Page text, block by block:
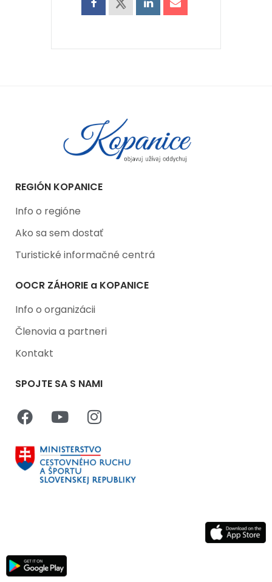
REGIÓN KOPANICE
Info o regióne
Ako sa sem dostať
Turistické informačné centrá
OOCR ZÁHORIE a KOPANICE
Info o organizácii
Členovia a partneri
Kontakt
SPOJTE SA S NAMI